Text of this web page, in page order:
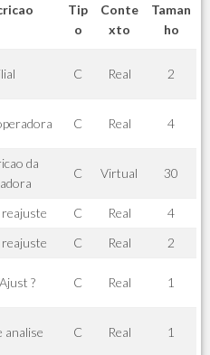
Tip
o
Conte
xto
Taman
ho
C Real 2
C Real 4
da
C Virtual 30
C Real
4
reajuste C Real
2
? C Real 1
analise C Real 1